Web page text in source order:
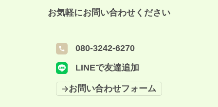
んか？ CHA-SHITSUの会員がマスターの、カジュアルな交流会です。 起
業家はもちろん、これから起業を考えている方や興味のある方も大歓迎。
りの方 ・ フリーランスの方 ・ 起業仲間が欲しい方 などなど 【マスタ
ト事業） 【プロフィール】 幼少期より16年間のバスケットボールと8年間
み、学生時代にTENGOKU GYMを創業。 現在は堺市南区に特化したフィ
お気軽にお問い合わせください
080-3242-6270
LINEで友達追加
お問い合わせフォーム